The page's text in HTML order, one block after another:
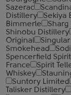
Sazerac
Distillery
Sekiya
Bimmerle
Sharg
Shinobu Distillery
Original
Smokehead
Spencerfield Spirit
France
Spirit
Whiskey
Suntory Limited
Talisker Distillery